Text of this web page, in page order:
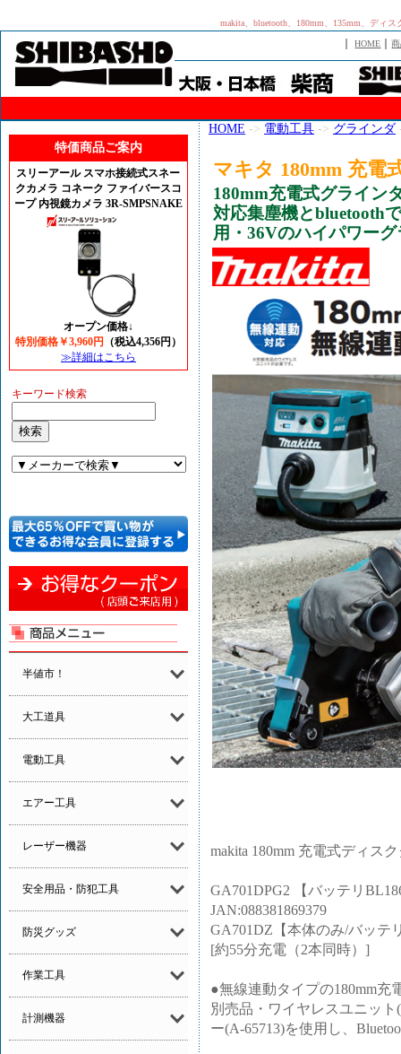
makita、bluetooth、180mm、135mm、デ
｜HOME ｜
特価商品ご案内
スリーアール スマホ接続式スネー
クカメラ コネーク ファイバースコ
ープ 内視鏡カメラ 3R-SMPSNAKE
オープン価格↓
特別価格￥3,960円
（税込4,356円）
≫詳細はこちら
キーワード検索
半値市！
大工道具
電動工具
エアー工具
レーザー機器
安全用品・防犯工具
防災グッズ
作業工具
計測機器
HOME -> 電動工具 -> グラインダ
マキタ 180mm 充電
180mm充電式グライン
対応集塵機とbluetooth
用・36Vのハイパワー
makita 180mm 充電式ディス
GA701DPG2 【バッテリ
JAN:088381869379
GA701DZ【本体のみ/バッテ
[約55分充電（2本同時）]
●無線連動タイプの180mm充
別売品・ワイヤレスユニッ
ー(A-65713)を使用し、